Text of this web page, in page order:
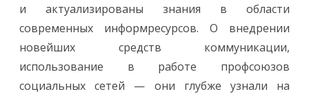
и актуализированы знания в области
современных информресурсов. О внедрении
новейших средств коммуникации,
использование в работе профсоюзов
социальных сетей — они глубже узнали на